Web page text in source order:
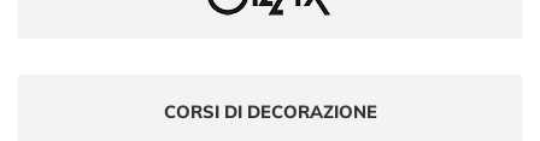
CORSI DI DECORAZIONE